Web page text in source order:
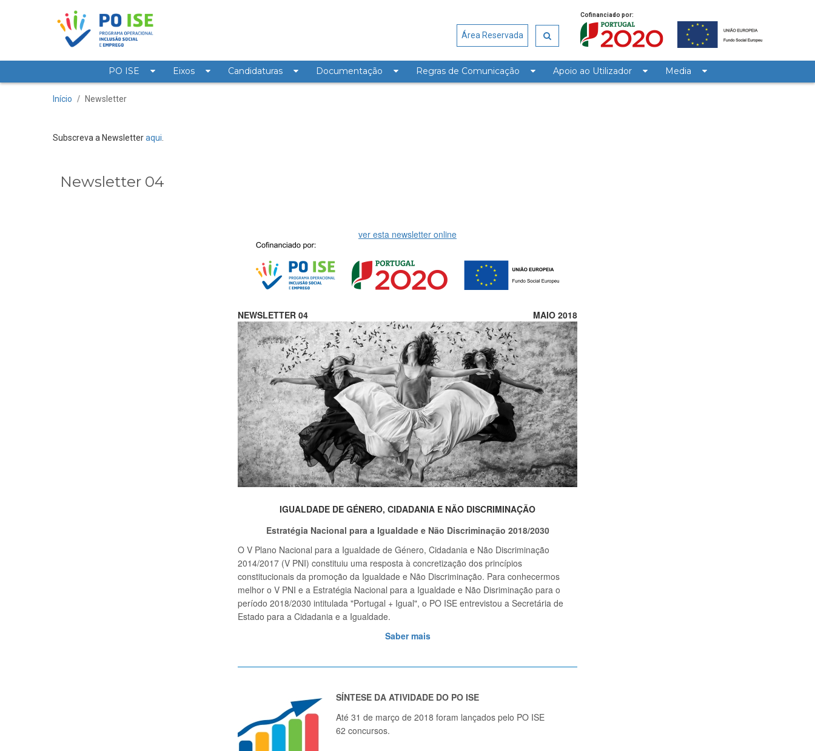
Saltar para o conteúdo
Newsletter 04 - Newsletter
Cofinanciado por:
Área Reservada
PO ISE Eixos Candidaturas Documentação Regras de Comunicação Apoio ao Utilizador Media
Início / Newsletter
Subscreva a Newsletteraqui
Newsletter 04
ver esta newsletter online
NEWSLETTER 04 MAIO 2018
IGUALDADE DE GÉNERO, CIDADANIA E NÃO DISCRIMINAÇÃO
Estratégia Nacional para a Igualdade e Não Discriminação 2018/2030
O V Plano Nacional para a Igualdade de Género, Cidadania e Não Discriminação
2014/2017 (V PNI) constituiu uma resposta à concretização dos princípios
constitucionais da promoção da Igualdade e Não Discriminação. Para conhecermos
melhor o V PNI e a Estratégia Nacional para a Igualdade e Não Disriminação para o
período 2018/2030 intitulada "Portugal + Igual", o PO ISE entrevistou a Secretária de
Estado para a Cidadania e a Igualdade.
Saber mais
SÍNTESE DA ATIVIDADE DO PO ISE
Até 31 de março de 2018 foram lançados pelo PO ISE
62 concursos.